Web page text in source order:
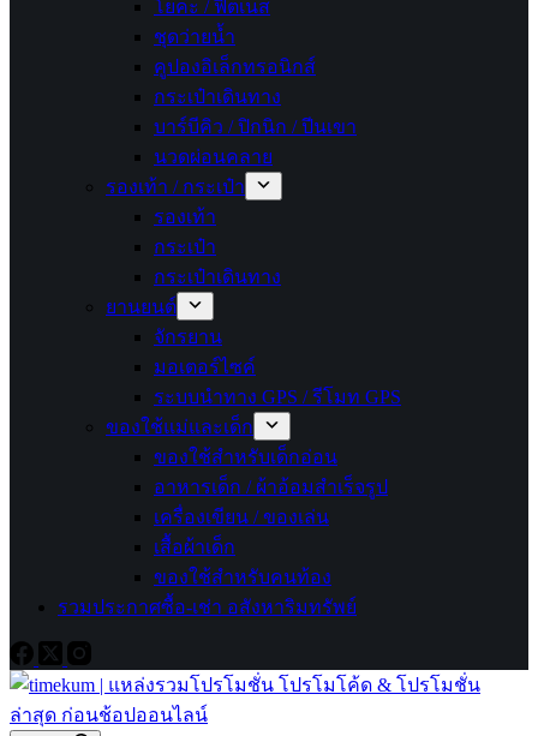
โยคะ / ฟิตเนส
ชุดว่ายน้ำ
คูปองอิเล็กทรอนิกส์
กระเป๋าเดินทาง
บาร์บีคิว / ปิกนิก / ปีนเขา
นวดผ่อนคลาย
รองเท้า / กระเป๋า
รองเท้า
กระเป๋า
กระเป๋าเดินทาง
ยานยนต์
จักรยาน
มอเตอร์ไซค์
ระบบนำทาง GPS / รีโมท GPS
ของใช้แม่และเด็ก
ของใช้สำหรับเด็กอ่อน
อาหารเด็ก / ผ้าอ้อมสำเร็จรูป
เครื่องเขียน / ของเล่น
เสื้อผ้าเด็ก
ของใช้สำหรับคนท้อง
รวมประกาศซื้อ-เช่า อสังหาริมทรัพย์